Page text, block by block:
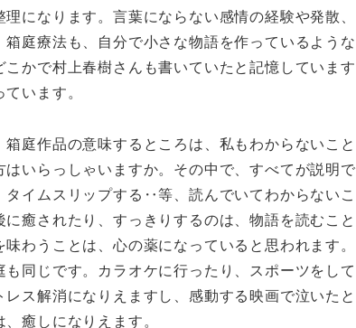
になります。言葉にならない感情の経験や発散、
庭療法も、自分で小さな物語を作っているような
かで村上春樹さんも書いていたと記憶しています
います。
庭作品の意味するところは、私もわからないこと
いらっしゃいますか。その中で、すべてが説明で
イムスリップする‥等、読んでいてわからないこ
癒されたり、すっきりするのは、物語を読むこと
わうことは、心の薬になっていると思われます。
同じです。カラオケに行ったり、スポーツをして
ス解消になりえますし、感動する映画で泣いたと
癒しになりえます。